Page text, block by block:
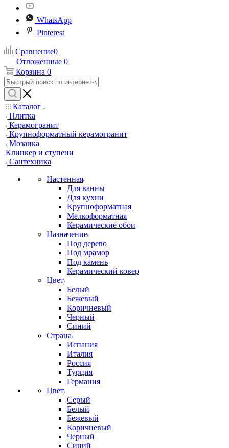
WhatsApp
Pinterest
Сравнение0
Отложенные 0
Корзина 0
Каталог
Плитка
Керамогранит
Крупноформатный керамогранит
Мозаика
Клинкер и ступени
Сантехника
Настенная
Для ванны
Для кухни
Крупноформатная
Мелкоформатная
Керамические обои
Назначение
Под дерево
Под мрамор
Под камень
Керамический ковер
Цвет
Белый
Бежевый
Коричневый
Черный
Синий
Страна
Испания
Италия
Россия
Турция
Германия
Цвет
Серый
Белый
Бежевый
Коричневый
Черный
Синий